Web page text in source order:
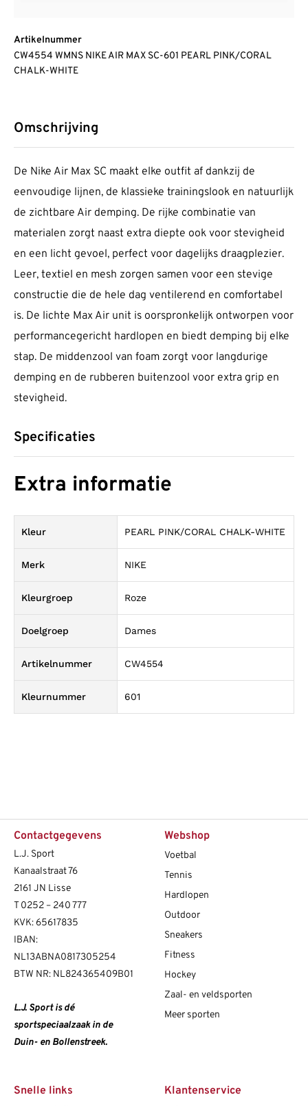
Artikelnummer
CW4554 WMNS NIKE AIR MAX SC-601 PEARL PINK/CORAL
CHALK-WHITE
Omschrijving
De Nike Air Max SC maakt elke outfit af dankzij de
eenvoudige lijnen, de klassieke trainingslook en natuurlijk
de zichtbare Air demping. De rijke combinatie van
materialen zorgt naast extra diepte ook voor stevigheid
en een licht gevoel, perfect voor dagelijks draagplezier.
Leer, textiel en mesh zorgen samen voor een stevige
constructie die de hele dag ventilerend en comfortabel
is. De lichte Max Air unit is oorspronkelijk ontworpen voor
performancegericht hardlopen en biedt demping bij elke
stap. De middenzool van foam zorgt voor langdurige
demping en de rubberen buitenzool voor extra grip en
stevigheid.
Specificaties
Extra informatie
Kleur PEARL PINK/CORAL CHALK-WHITE
Merk NIKE
Kleurgroep Roze
Doelgroep Dames
Artikelnummer CW4554
Kleurnummer 601
Contactgegevens
L.J. Sport
Kanaalstraat 76
2161 JN Lisse
T0252 – 240 777
KVK: 65617835
IBAN:
NL13ABNA0817305254
BTW NR: NL824365409B01
L.J. Sport is dé
sportspeciaalzaak in de
Duin- en Bollenstreek.
Webshop
Voetbal
Tennis
Hardlopen
Outdoor
Sneakers
Fitness
Hockey
Zaal- en veldsporten
Meer sporten
Snelle links Klantenservice